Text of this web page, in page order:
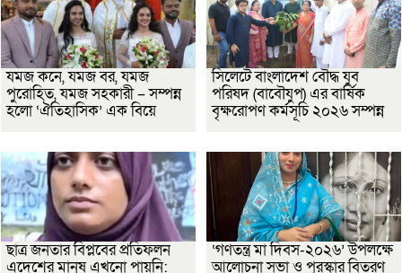
যমজ কনে, যমজ বর, যমজ
পুরোহিত, যমজ সহকারী – সম্পন্ন
হলো ‘ঐতিহাসিক’ এক বিয়ে
সিলেটে বাংলাদেশ বৌদ্ধ যুব
পরিষদ (বাবৌযুপ) এর বার্ষিক
বৃক্ষরোপণ কর্মসূচি ২০২৬ সম্পন্ন
ছাত্র জনতার বিপ্লবের প্রতিফলন
এদেশের মানুষ এখনো পায়নি:
‘গণতন্ত্র মা দিবস-২০২৬’ উপলক্ষে
আলোচনা সভা ও পুরস্কার বিতরণ